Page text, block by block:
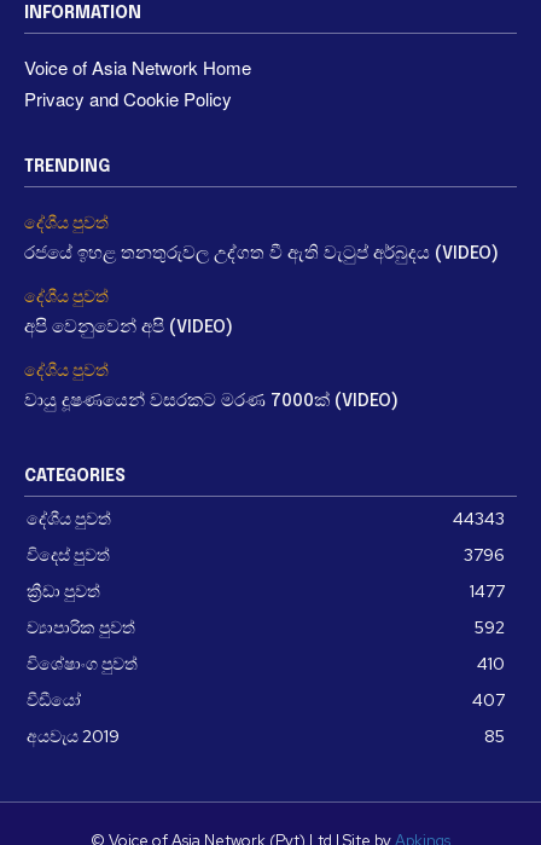
INFORMATION
Voice of Asia Network Home
Privacy and Cookie Policy
TRENDING
දේශීය පුවත්
රජයේ ඉහළ තනතුරුවල උද්ගත වී ඇති වැටුප් අර්බුදය (VIDEO)
දේශීය පුවත්
අපි වෙනුවෙන් අපි (VIDEO)
දේශීය පුවත්
වායු දූෂණයෙන් වසරකට මරණ 7000ක් (VIDEO)
CATEGORIES
දේශීය පුවත්
44343
විදෙස් පුවත්
3796
ක්‍රීඩා පුවත්
1477
ව්‍යාපාරික පුවත්
592
විශේෂාංග පුවත්
410
වීඩීයෝ
407
අයවැය 2019
85
© Voice of Asia Network (Pvt) Ltd | Site byApkings